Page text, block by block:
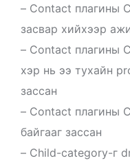
– Contact плагины
засвар хийхээр
– Contact плагины
хэр нь ээ тухайн
зассан
– Contact плагины
байгааг зассан
– Child-category-г